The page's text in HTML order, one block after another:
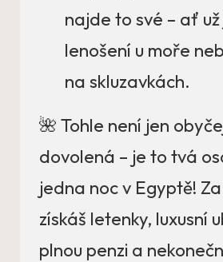
najde to své – ať
lenošení u moře
na skluzavkách.
🌺 Tohle není jen
dovolená – je to tvá
jedna noc v Egyptě! Za
získáš letenky, luxusní
plnou penzi a